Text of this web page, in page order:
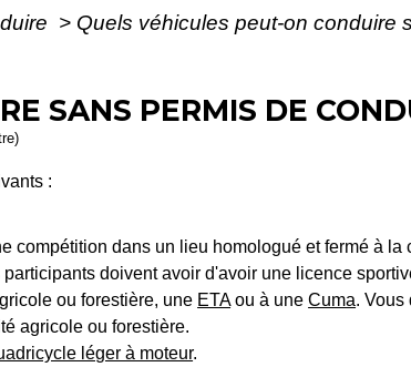
> Quels véhicules peut-on conduire
SANS PERMIS DE
:
compétition dans un lieu homologué et fermé à la
doivent avoir d'avoir une licence
ou forestière, une ETAou à uneCuma. Vous
agricole ou forestière.
léger à moteur.